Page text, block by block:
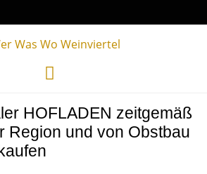
HOFLADEN zeitgemäß
Region und von Obstbau